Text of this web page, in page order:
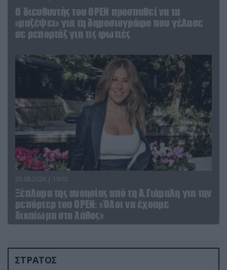
O διευθυντής του OPEN προσπαθεί να τα
«μαζέψει» για τη δημοσιογράφο που γέλασε
σε ρεπορτάζ για τις φωτιές
03.08.2026 | 19:02
Ξέπλυμα της ανοησίας από τη Α.Γιάμαλη για την
ρεπόρτερ του ΟΡΕΝ: «Όλοι να έχουμε
δικαίωμα στο λάθος»
ΣΤΡΑΤΟΣ